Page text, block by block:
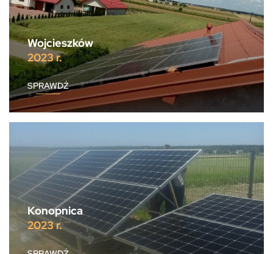
Wojcieszków
2023 r.
SPRAWDŹ
Konopnica
2023 r.